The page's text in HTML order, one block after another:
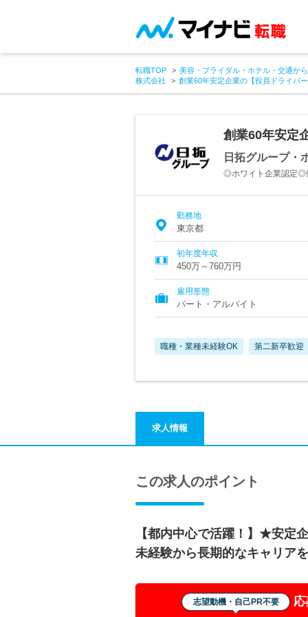
転職TOP
美容・ブライダル・ホテル・交通か
株式会社
創業60年安定企業の【役員ドライバ
創業60年安定
日拓グループ・
◎ホワイト企業認定◎
勤務地
東京都
初年度年収
450万～760万円
雇用形態
パート・アルバイト
職種・業種未経験OK 第二新卒歓迎
求人情報
この求人のポイント
【都内中心で活躍！】★安定
未経験から長期的なキャリア
志望動機・自己PR不要